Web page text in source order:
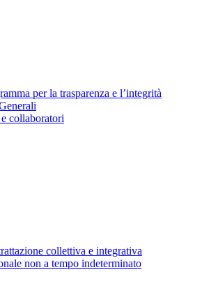
per la trasparenza e l’integrità
collaboratori
collettiva e integrativa
non a tempo indeterminato